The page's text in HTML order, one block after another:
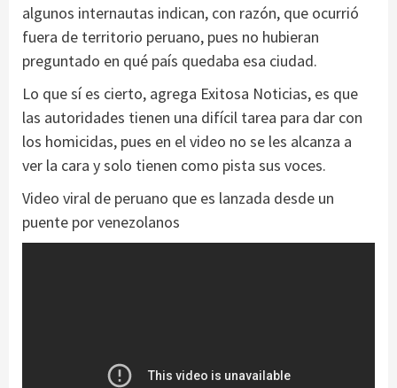
algunos internautas indican, con razón, que ocurrió
fuera de territorio peruano, pues no hubieran
preguntado en qué país quedaba esa ciudad.
Lo que sí es cierto, agrega Exitosa Noticias, es que
las autoridades tienen una difícil tarea para dar con
los homicidas, pues en el video no se les alcanza a
ver la cara y solo tienen como pista sus voces.
Video viral de peruano que es lanzada desde un
puente por venezolanos